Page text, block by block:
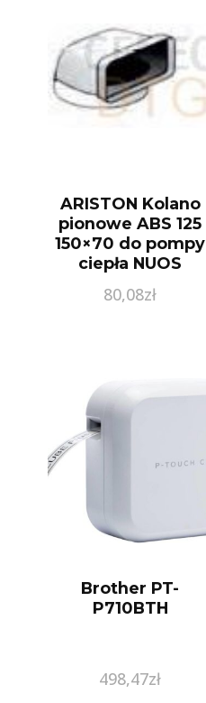
ARISTON Kolano
pionowe ABS 125
150×70 do pompy
ciepła NUOS
80,08zł
Brother PT-
P710BTH
498,47zł